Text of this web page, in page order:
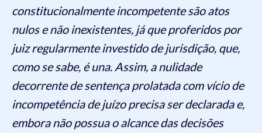
constitucionalmente incompetente são atos
nulos e não inexistentes, já que proferidos por
juiz regularmente investido de jurisdição, que,
como se sabe, é una. Assim, a nulidade
decorrente de sentença prolatada com vício de
incompetência de juízo precisa ser declarada e,
embora não possua o alcance das decisões